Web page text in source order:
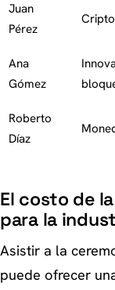
Juan
Pérez
Ana
Gómez
Roberto
Díaz
El costo de
para la
Asistir a la
puede ofrecer